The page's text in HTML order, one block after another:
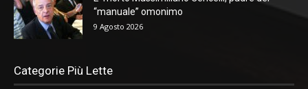
“manuale” omonimo
9 Agosto 2026
Categorie Più Lette